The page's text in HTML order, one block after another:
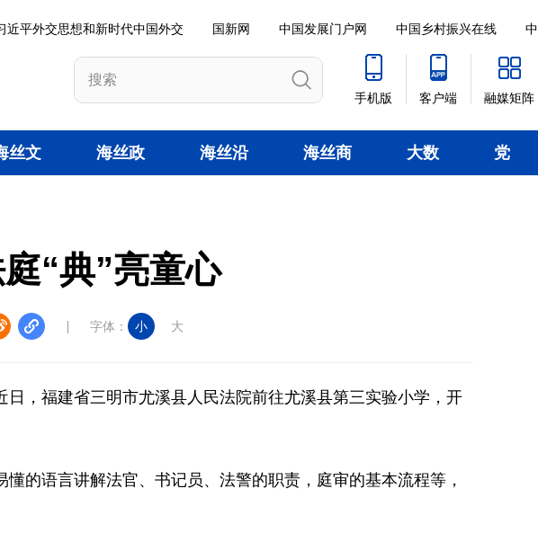
近平外交思想和新时代中国外交 国新网 中国发展门户网 中国乡村振兴在线
手机版 客户端 融媒矩阵
丝文 海丝政 海丝沿 海丝商 大数 党
“典”亮童心
字体： 小 大
，福建省三明市尤溪县人民法院前往尤溪县第三实验小学，开
的语言讲解法官、书记员、法警的职责，庭审的基本流程等，